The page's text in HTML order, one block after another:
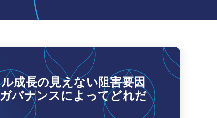
成長の見えない阻害要因
バナンスによってどれだ